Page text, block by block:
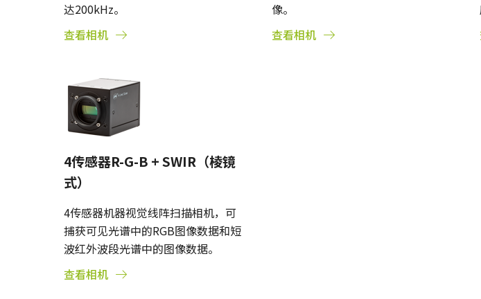
达200kHz。
查看相机
像。
查看相机
4传感器R-G-B + SWIR（棱镜
式）
4传感器机器视觉线阵扫描相机，可
捕获可见光谱中的RGB图像数据和短
波红外波段光谱中的图像数据。
查看相机